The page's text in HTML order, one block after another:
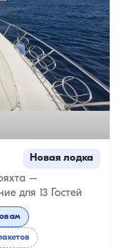
Новая лодка
–
для 13 Гостей